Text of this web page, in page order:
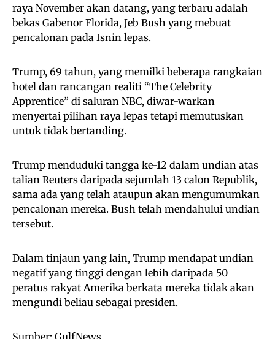
raya November akan datang, yang terbaru adalah
bekas Gabenor Florida, Jeb Bush yang mebuat
pencalonan pada Isnin lepas.
Trump, 69 tahun, yang memilki beberapa rangkaian
hotel dan rancangan realiti “The Celebrity
Apprentice” di saluran NBC, diwar-warkan
menyertai pilihan raya lepas tetapi memutuskan
untuk tidak bertanding.
Trump menduduki tangga ke-12 dalam undian atas
talian Reuters daripada sejumlah 13 calon Republik,
sama ada yang telah ataupun akan mengumumkan
pencalonan mereka. Bush telah mendahului undian
tersebut.
Dalam tinjaun yang lain, Trump mendapat undian
negatif yang tinggi dengan lebih daripada 50
peratus rakyat Amerika berkata mereka tidak akan
mengundi beliau sebagai presiden.
Sumber: GulfNews